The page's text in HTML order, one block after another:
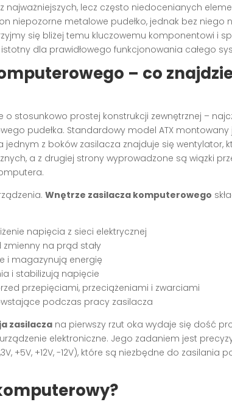
najważniejszych, lecz często niedocenianych
niepozorne metalowe pudełko, jednak bez niego
się bliżej temu kluczowemu komponentowi i
dla prawidłowego funkcjonowania całego
– co
o stosunkowo prostej konstrukcji zewnętrznej –
pudełka. Standardowy model ATX montowany
z boków zasilacza znajduje się wentylator,
a z drugiej strony wyprowadzone są wiązki
Wnętrze zasilacza komputerowego
napięcia z sieci elektrycznej
na prąd stały
i magazynują energię
i stabilizują napięcie
przepięciami, przeciążeniami i zwarciami
podczas pracy zasilacza
zasilacza na pierwszy rzut oka wydaje się dość
elektroniczne. Jego zadaniem jest
+5V, +12V, -12V), które są niezbędne do zasilania